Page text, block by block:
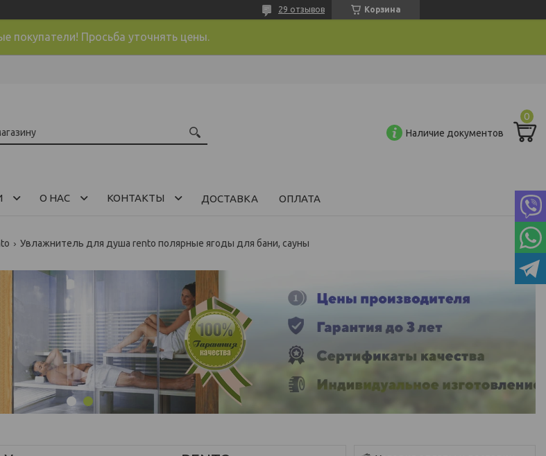
Корзина
29 отзывов
покупатели! Просьба уточнять цены.
Наличие документов
О НАС КОНТАКТЫ ДОСТАВКА ОПЛАТА
Увлажнитель для душа rento полярные ягоды для бани, сауны